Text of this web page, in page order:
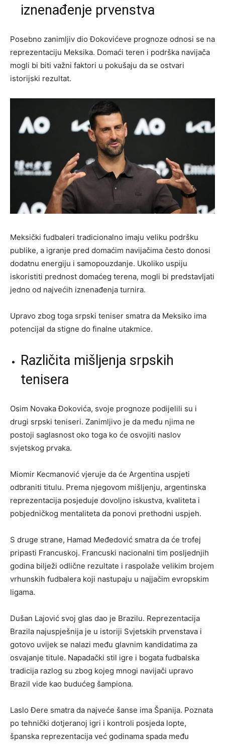
iznenađenje prvenstva
Posebno zanimljiv dio Đokovićeve prognoze odnosi se na
reprezentaciju Meksika. Domaći teren i podrška navijača
mogli bi biti važni faktori u pokušaju da se ostvari
istorijski rezultat.
Meksički fudbaleri tradicionalno imaju veliku podršku
publike, a igranje pred domaćim navijačima često donosi
dodatnu energiju i samopouzdanje. Ukoliko uspiju
iskoristiti prednost domaćeg terena, mogli bi predstavljati
jedno od najvećih iznenađenja turnira.
Upravo zbog toga srpski teniser smatra da Meksiko ima
potencijal da stigne do finalne utakmice.
Različita mišljenja srpskih
tenisera
Osim Novaka Đokovića, svoje prognoze podijelili su i
drugi srpski teniseri. Zanimljivo je da među njima ne
postoji saglasnost oko toga ko će osvojiti naslov
svjetskog prvaka.
Miomir Kecmanović vjeruje da će Argentina uspjeti
odbraniti titulu. Prema njegovom mišljenju, argentinska
reprezentacija posjeduje dovoljno iskustva, kvaliteta i
pobjedničkog mentaliteta da ponovi prethodni uspjeh.
S druge strane, Hamad Međedović smatra da će trofej
pripasti Francuskoj. Francuski nacionalni tim posljednjih
godina bilježi odlične rezultate i raspolaže velikim brojem
vrhunskih fudbalera koji nastupaju u najjačim evropskim
ligama.
Dušan Lajović svoj glas dao je Brazilu. Reprezentacija
Brazila najuspješnija je u istoriji Svjetskih prvenstava i
gotovo uvijek se nalazi među glavnim kandidatima za
osvajanje titule. Napadački stil igre i bogata fudbalska
tradicija razlog su zbog kojeg mnogi navijači upravo
Brazil vide kao budućeg šampiona.
Laslo Đere smatra da najveće šanse ima Španija. Poznata
po tehnički dotjeranoj igri i kontroli posjeda lopte,
španska reprezentacija već godinama spada među